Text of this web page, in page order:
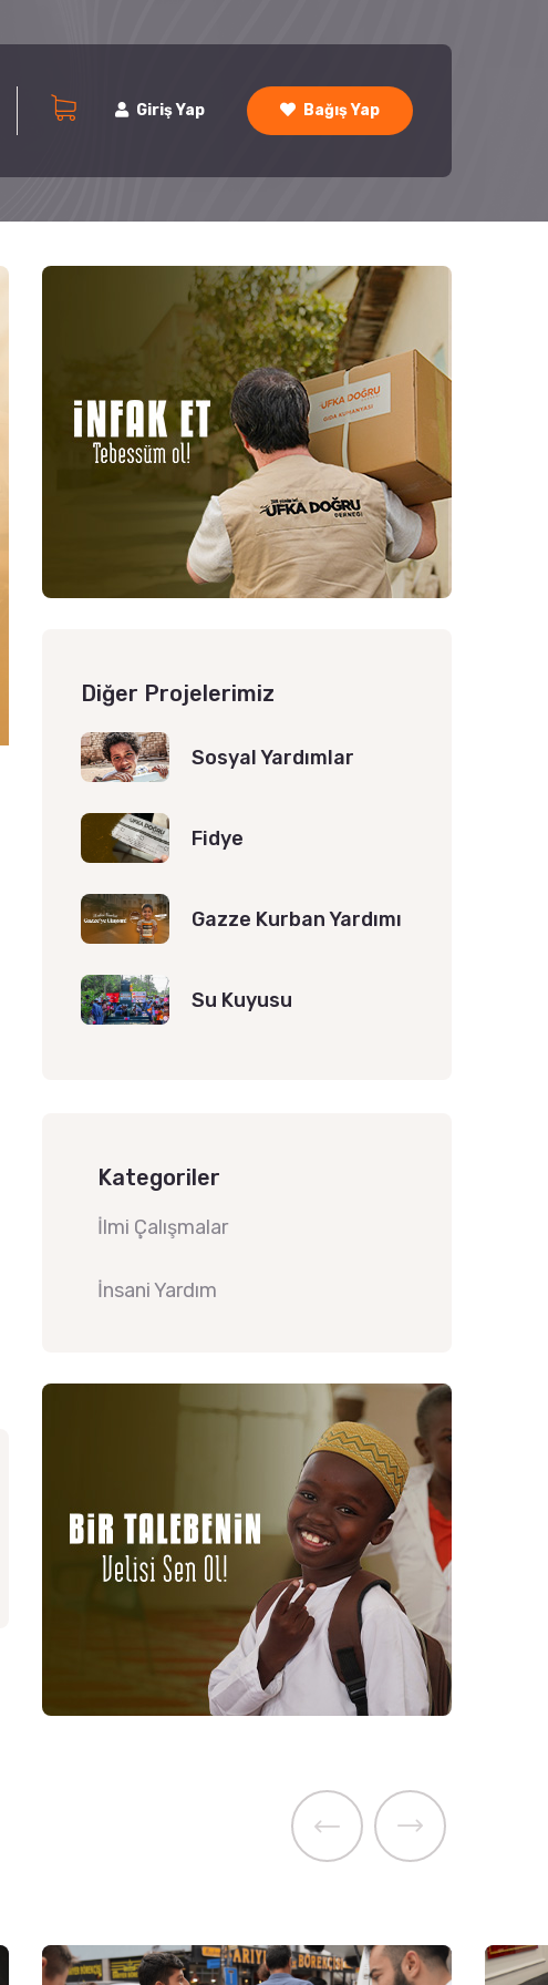
Bağış Yap
Giriş Yap
Diğer Projelerimiz
Sosyal Yardımlar
Fidye
Gazze Kurban Yardımı
Su Kuyusu
Kategoriler
İlmi Çalışmalar
İnsani Yardım